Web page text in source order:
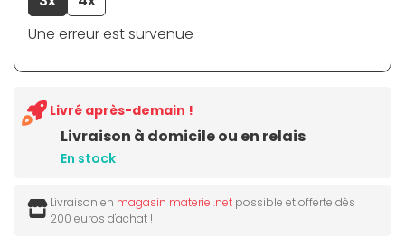
Une erreur est survenue
Livraison à domicile ou en relais
En stock
Livré après-demain !
Livraison en magasin materiel.net possible et offerte dès
200 euros d'achat !